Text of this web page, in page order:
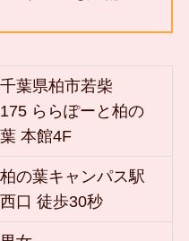
千葉県柏市若柴
175 ららぽーと柏の
葉 本館4F
柏の葉キャンパス駅
西口 徒歩30秒